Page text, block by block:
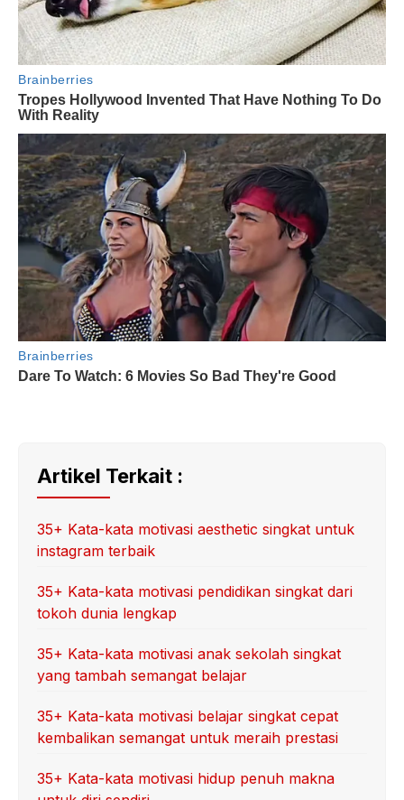
Artikel Terkait :
35+ Kata-kata motivasi aesthetic singkat untuk
instagram terbaik
35+ Kata-kata motivasi pendidikan singkat dari
tokoh dunia lengkap
35+ Kata-kata motivasi anak sekolah singkat
yang tambah semangat belajar
35+ Kata-kata motivasi belajar singkat cepat
kembalikan semangat untuk meraih prestasi
35+ Kata-kata motivasi hidup penuh makna